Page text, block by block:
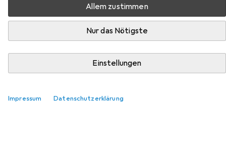
Allem zustimmen
Nur das Nötigste
Einstellungen
Impressum Datenschutzerklärung
vidaXL